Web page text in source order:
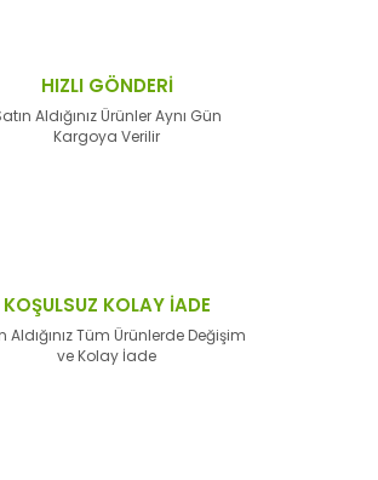
HIZLI GÖNDERİ
Aldığınız Ürünler Aynı Gün
Kargoya Verilir
KOŞULSUZ KOLAY İADE
Aldığınız Tüm Ürünlerde Değişim
ve Kolay İade